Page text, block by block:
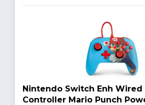
Nintendo Switch Enh Wired
Controller Mario Punch